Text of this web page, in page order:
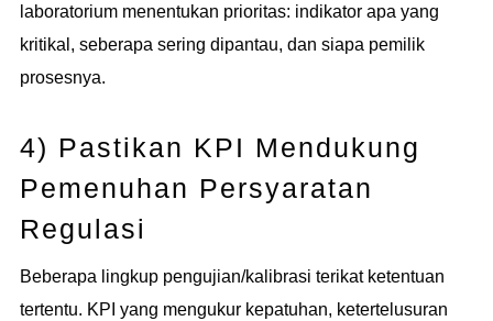
laboratorium menentukan prioritas: indikator apa yang
kritikal, seberapa sering dipantau, dan siapa pemilik
prosesnya.
4) Pastikan KPI Mendukung
Pemenuhan Persyaratan
Regulasi
Beberapa lingkup pengujian/kalibrasi terikat ketentuan
tertentu. KPI yang mengukur kepatuhan, ketertelusuran